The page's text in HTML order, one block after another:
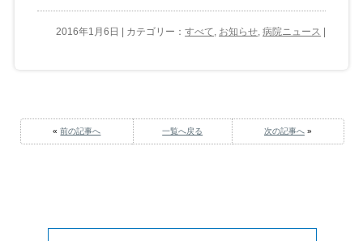
2016年1月6日 | カテゴリー：すべて お知らせ ,病院ニュース |
«前の記事へ 一覧へ戻る 次の記事へ»